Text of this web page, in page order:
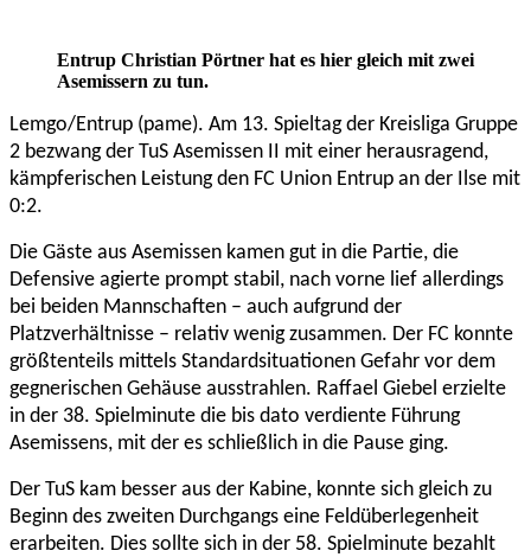
Entrup Christian Pörtner hat es hier gleich mit zwei
Asemissern zu tun.
Lemgo/Entrup (pame). Am 13. Spieltag der Kreisliga Gruppe
2 bezwang der TuS Asemissen II mit einer herausragend,
kämpferischen Leistung den FC Union Entrup an der Ilse mit
0:2.
Die Gäste aus Asemissen kamen gut in die Partie, die
Defensive agierte prompt stabil, nach vorne lief allerdings
bei beiden Mannschaften – auch aufgrund der
Platzverhältnisse – relativ wenig zusammen. Der FC konnte
größtenteils mittels Standardsituationen Gefahr vor dem
gegnerischen Gehäuse ausstrahlen. Raffael Giebel erzielte
in der 38. Spielminute die bis dato verdiente Führung
Asemissens, mit der es schließlich in die Pause ging.
Der TuS kam besser aus der Kabine, konnte sich gleich zu
Beginn des zweiten Durchgangs eine Feldüberlegenheit
erarbeiten. Dies sollte sich in der 58. Spielminute bezahlt